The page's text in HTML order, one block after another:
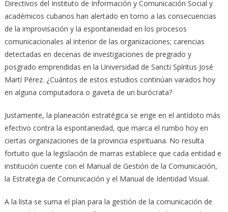
Directivos del Instituto de Información y Comunicación Social y
académicos cubanos han alertado en torno a las consecuencias
de la improvisación y la espontaneidad en los procesos
comunicacionales al interior de las organizaciones; carencias
detectadas en decenas de investigaciones de pregrado y
posgrado emprendidas en la Universidad de Sancti Spíritus José
Martí Pérez. ¿Cuántos de estos estudios continúan varados hoy
en alguna computadora o gaveta de un burócrata?
Justamente, la planeación estratégica se erige en el antídoto más
efectivo contra la espontaneidad, que marca el rumbo hoy en
ciertas organizaciones de la provincia espirituana. No resulta
fortuito que la legislación de marras establece que cada entidad e
institución cuente con el Manual de Gestión de la Comunicación,
la Estrategia de Comunicación y el Manual de Identidad Visual.
A la lista se suma el plan para la gestión de la comunicación de